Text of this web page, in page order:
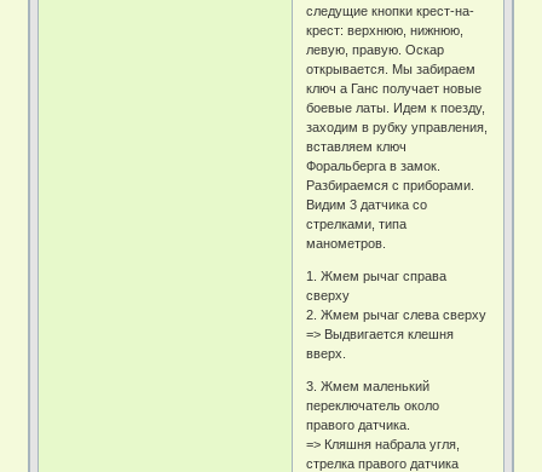
следущие кнопки крест-на-
крест: верхнюю, нижнюю,
левую, правую. Оскар
открывается. Мы забираем
ключ а Ганс получает новые
боевые латы. Идем к поезду,
заходим в рубку управления,
вставляем ключ
Форальберга в замок.
Разбираемся с приборами.
Видим 3 датчика со
стрелками, типа
манометров.
1. Жмем рычаг справа
сверху
2. Жмем рычаг слева сверху
=> Выдвигается клешня
вверх.
3. Жмем маленький
переключатель около
правого датчика.
=> Кляшня набрала угля,
стрелка правого датчика